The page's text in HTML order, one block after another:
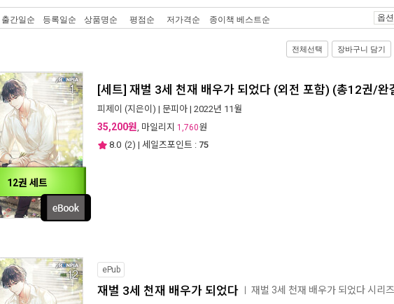
출간일순 등록일순 상품명순 평점순 저가격순 종이책 베스트순 옵
전체선택 장바구니 담기
12권 세트
[세트] 재벌 3세 천재 배우가 되었다 (외전 포함) (총12권/완
피제이 (지은이) | 문피아 | 2022년 11월
35,200원, 마일리지 1,760원
8.0 (2) | 세일즈포인트 : 75
ePub
재벌 3세 천재 배우가 되었다 재벌 3세 천재 배우가 되었다 시리즈